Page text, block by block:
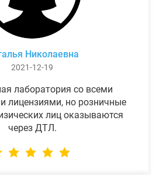
Николаевна
2021-12-19
лаборатория со всеми
лицензиями, но розничные
лиц оказываются
через ДТЛ.